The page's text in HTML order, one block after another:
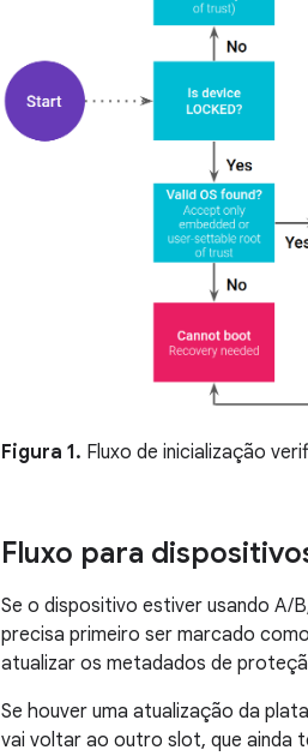
Figura 1. Fluxo de inicialização
Fluxo para
Se o dispositivo estiver usando A/
precisa primeiro ser marcado como
atualizar os metadados de
Se houver uma atualização da
vai voltar ao outro slot, que ainda